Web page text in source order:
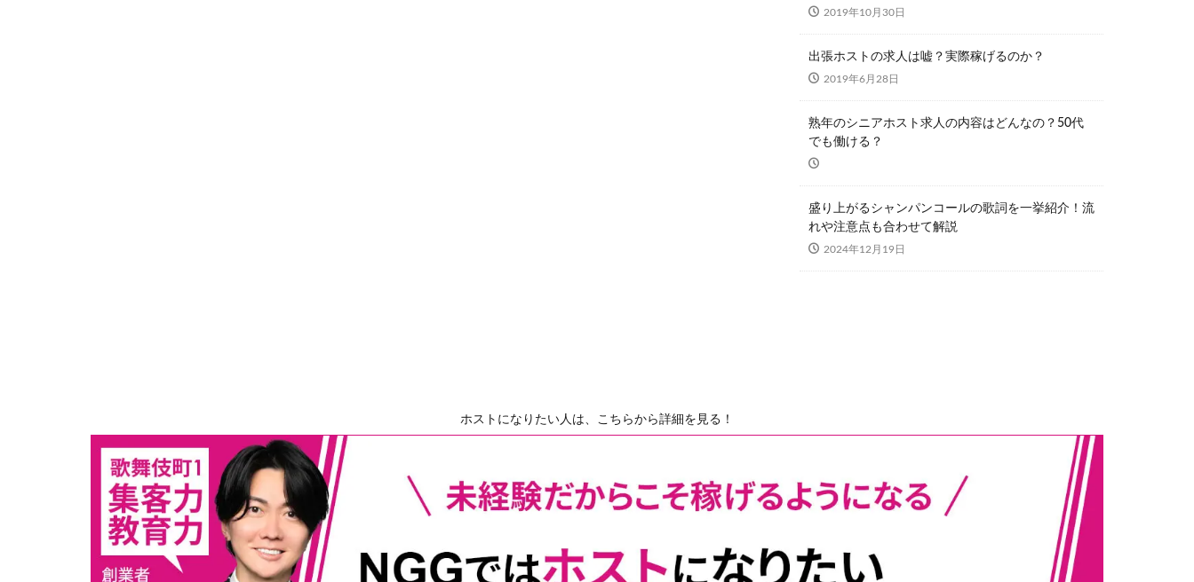
2019年10月30日
出張ホストの求人は嘘？実際稼げるのか？
2019年6月28日
熟年のシニアホスト求人の内容はどんなの？50代
でも働ける？
盛り上がるシャンパンコールの歌詞を一挙紹介！流
れや注意点も合わせて解説
2024年12月19日
ホストになりたい人は、こちらから詳細を見る！